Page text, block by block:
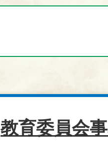
教育委員会